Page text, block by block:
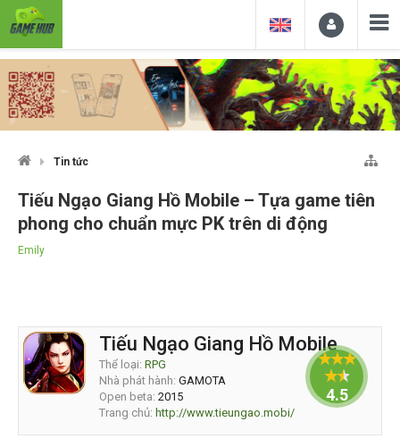
Tin tức
Tiếu Ngạo Giang Hồ Mobile – Tựa game tiên
phong cho chuẩn mực PK trên di động
Emily
Tiếu Ngạo Giang Hồ Mobile
Thể loại: RPG
Nhà phát hành: GAMOTA
Open beta: 2015
Trang chủ: http://www.tieungao.mobi/
4.5